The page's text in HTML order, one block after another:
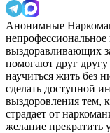
Анонимные
выздоравливающих
помогают друг другу
научиться жить без
сделать доступной
выздоровления тем,
страдает от
желание прекратить